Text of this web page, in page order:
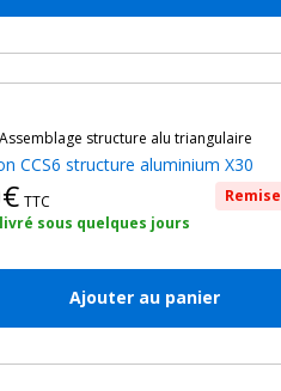
structure alu triangulaire
CCS6 structure aluminium X30
Remise
TTC
sous quelques jours
Ajouter au panier